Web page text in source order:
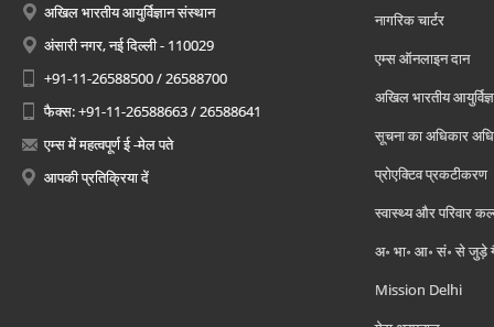
अखिल भारतीय आयुर्विज्ञान संस्थान
अंसारी नगर, नई दिल्ली - 110029
+91-11-26588500 / 26588700
फैक्स: +91-11-26588663 / 26588641
एम्स में महत्वपूर्ण ई -मेल पते
आपकी प्रतिक्रिया दें
नागरिक चार्टर
एम्स ऑनलाइन दान
अखिल भारतीय
सूचना का अधिकार
प्रोएक्टिव प्रकटीकरण
स्वास्थ्य और परिवार
अ॰ भा॰ आ॰ सं॰ से जुड़े
Mission Delhi